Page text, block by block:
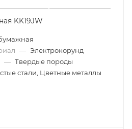
KK19JW
— Электрокорунд
— Твердые породы
стали, Цветные металлы